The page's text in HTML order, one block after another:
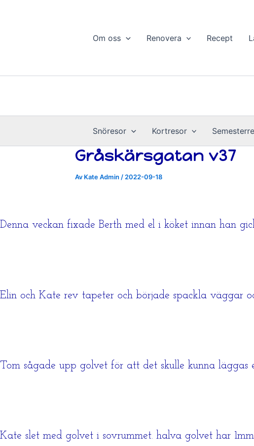
Om oss Renovera Recept
Snöresor Kortresor
Gråskärsgatan v37
Av Kate Admin / 2022-09-18
Denna veckan fixade Berth med el i köket innan han
Elin och Kate rev tapeter och började spackla väggar
Tom sågade upp golvet för att det skulle kunna
Kate slet med golvet i sovrummet. halva golvet har